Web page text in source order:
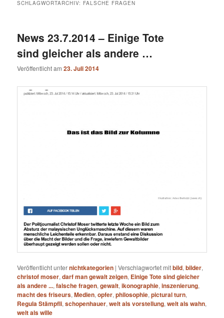
SCHLAGWORTARCHIV: FALSCHE FRAGEN
News 23.7.2014 – Einige Tote
sind gleicher als andere …
Veröffentlicht am23. Juli 2014
Veröffentlicht unternichtkategorien |Verschlagwortet mitbild,bilder,
christof moser,darf man gewalt zeigen, Einige Tote sind gleicher
als andere ...,falsche fragen,gewalt,ikonographie,inszenierung,
macht des friseurs,Medien,opfer,philosophie,pictural turn,
Regula Stämpfli,schopenhauer,welt als vorstellung,welt als wahn,
welt als wille